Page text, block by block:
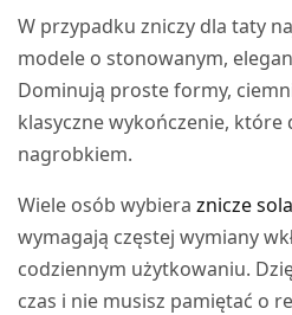
W przypadku zniczy dla taty
modele o stonowanym,
Dominują proste formy,
klasyczne wykończenie,
nagrobkiem.
Wiele osób wybieraznicze
wymagają częstej wymiany
codziennym użytkowaniu.
czas i nie musisz pamiętać o